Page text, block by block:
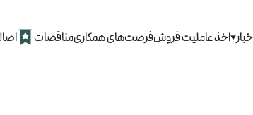
اخذ عاملیت فروشفرصت‌های همکاریمناقصات